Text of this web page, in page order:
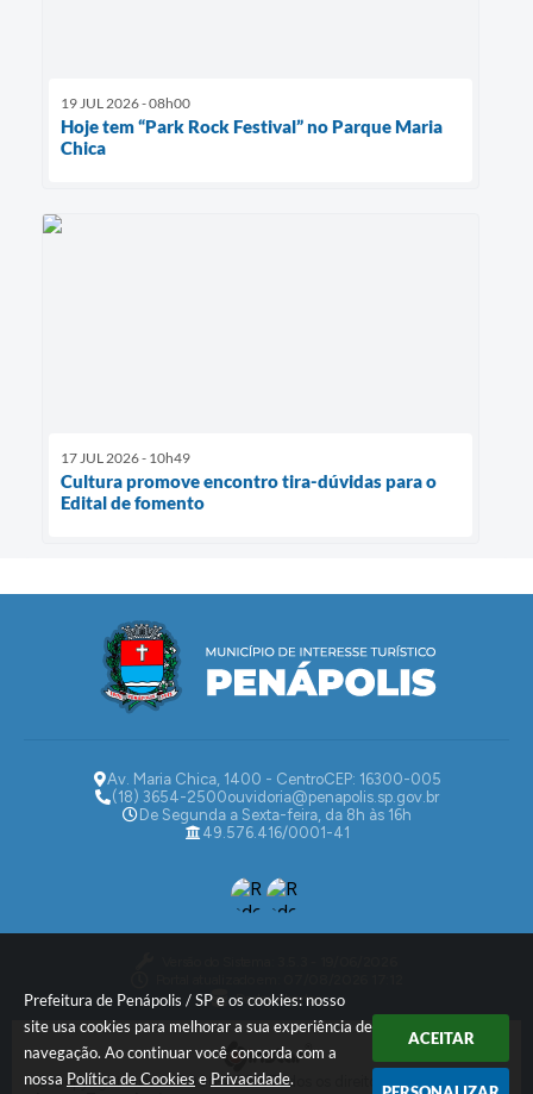
Prefeitura de Penápolis / SP e os cookies: nosso
site usa cookies para melhorar a sua experiência de
navegação. Ao continuar você concorda com a
nossa Política de Cookies e Privacidade.
ACEITAR
19 JUL 2026 - 08h00
Hoje tem “Park Rock Festival” no Parque Maria
Chica
17 JUL 2026 - 10h49
Cultura promove encontro tira-dúvidas para o
Edital de fomento
Av. Maria Chica, 1400 - CentroCEP: 16300-005
(18) 3654-2500ouvidoria@penapolis.sp.gov.br
De Segunda a Sexta-feira, da 8h às 16h
49.576.416/0001-41
Dados Abertos
© Copyright Instar - 2006-2026. Todos os direitos reservados -